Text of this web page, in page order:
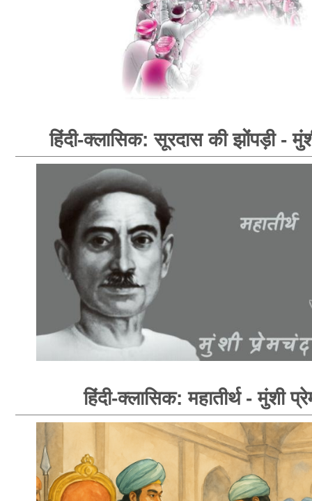
हिंदी-क्लासिक: सूरदास की झोंपड़ी -
हिंदी-क्लासिक: महातीर्थ - मुंशी